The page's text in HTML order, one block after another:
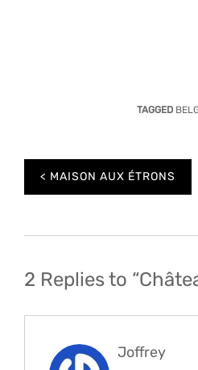
TAGGED
Navigation
de
MAISON AUX ÉTRONS
2 Replies to
Joffrey